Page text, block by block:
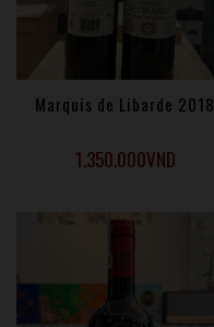
Marquis de Libarde 2018
1.350.000VND